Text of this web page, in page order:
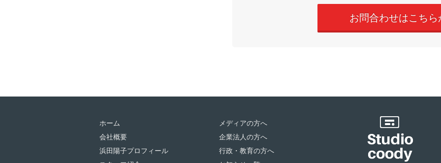
お問合わせはこちら
ホーム
会社概要
浜田陽子プロフィール
メディアの方へ
企業法人の方へ
行政・教育の方へ